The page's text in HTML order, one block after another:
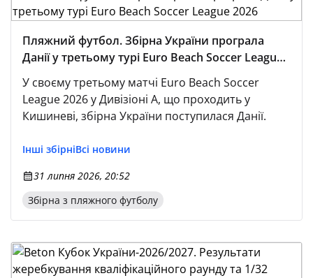
Пляжний футбол. Збірна України програла
Данії у третьому турі Euro Beach Soccer League
У своєму третьому матчі Euro Beach Soccer
League 2026 у Дивізіоні А, що проходить у
Кишиневі, збірна України поступилася Данії.
Інші збірніВсі новини
31 липня 2026, 20:52
Збірна з пляжного футболу